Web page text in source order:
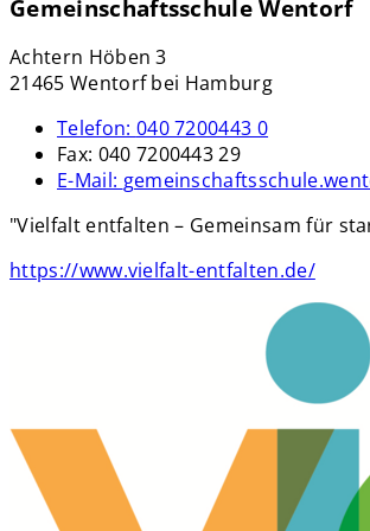
Gemeinschaftsschule Wentorf
Achtern Höben 3
21465 Wentorf bei Hamburg
Telefon: 040 7200443 0
Fax: 040 7200443 29
E-Mail:
"Vielfalt entfalten – Gemeinsam für
https://www.vielfalt-entfalten.de/